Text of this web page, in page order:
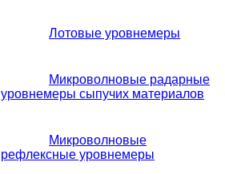
Лотовые уровнемеры
Микроволновые радарные
уровнемеры сыпучих материалов
Микроволновые
рефлексные уровнемеры